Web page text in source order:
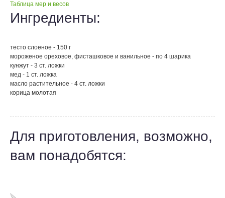
Таблица мер и весов
Ингредиенты:
тесто слоеное - 150 г
мороженое ореховое, фисташковое и ванильное - по 4 шарика
кунжут - 3 ст. ложки
мед - 1 ст. ложка
масло растительное - 4 ст. ложки
корица молотая
Для приготовления, возможно,
вам понадобятся: